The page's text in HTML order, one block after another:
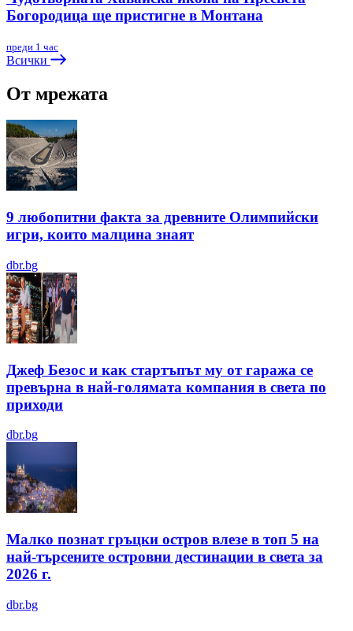
Богородица ще пристигне в Монтана
преди 1 час
Всички
От мрежата
9 любопитни факта за древните Олимпийски
игри, които малцина знаят
dbr.bg
Джеф Безос и как стартъпът му от гаража се
превърна в най-голямата компания в света по
приходи
dbr.bg
Малко познат гръцки остров влезе в топ 5 на
най-търсените островни дестинации в света за
2026 г.
dbr.bg